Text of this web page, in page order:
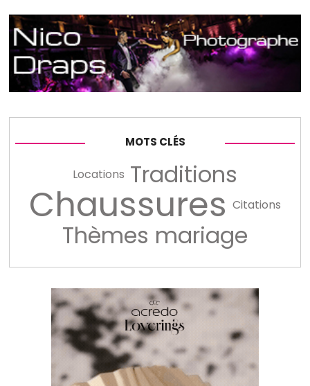
MOTS CLÉS
Locations Traditions
Chaussures Citations
Thèmes mariage